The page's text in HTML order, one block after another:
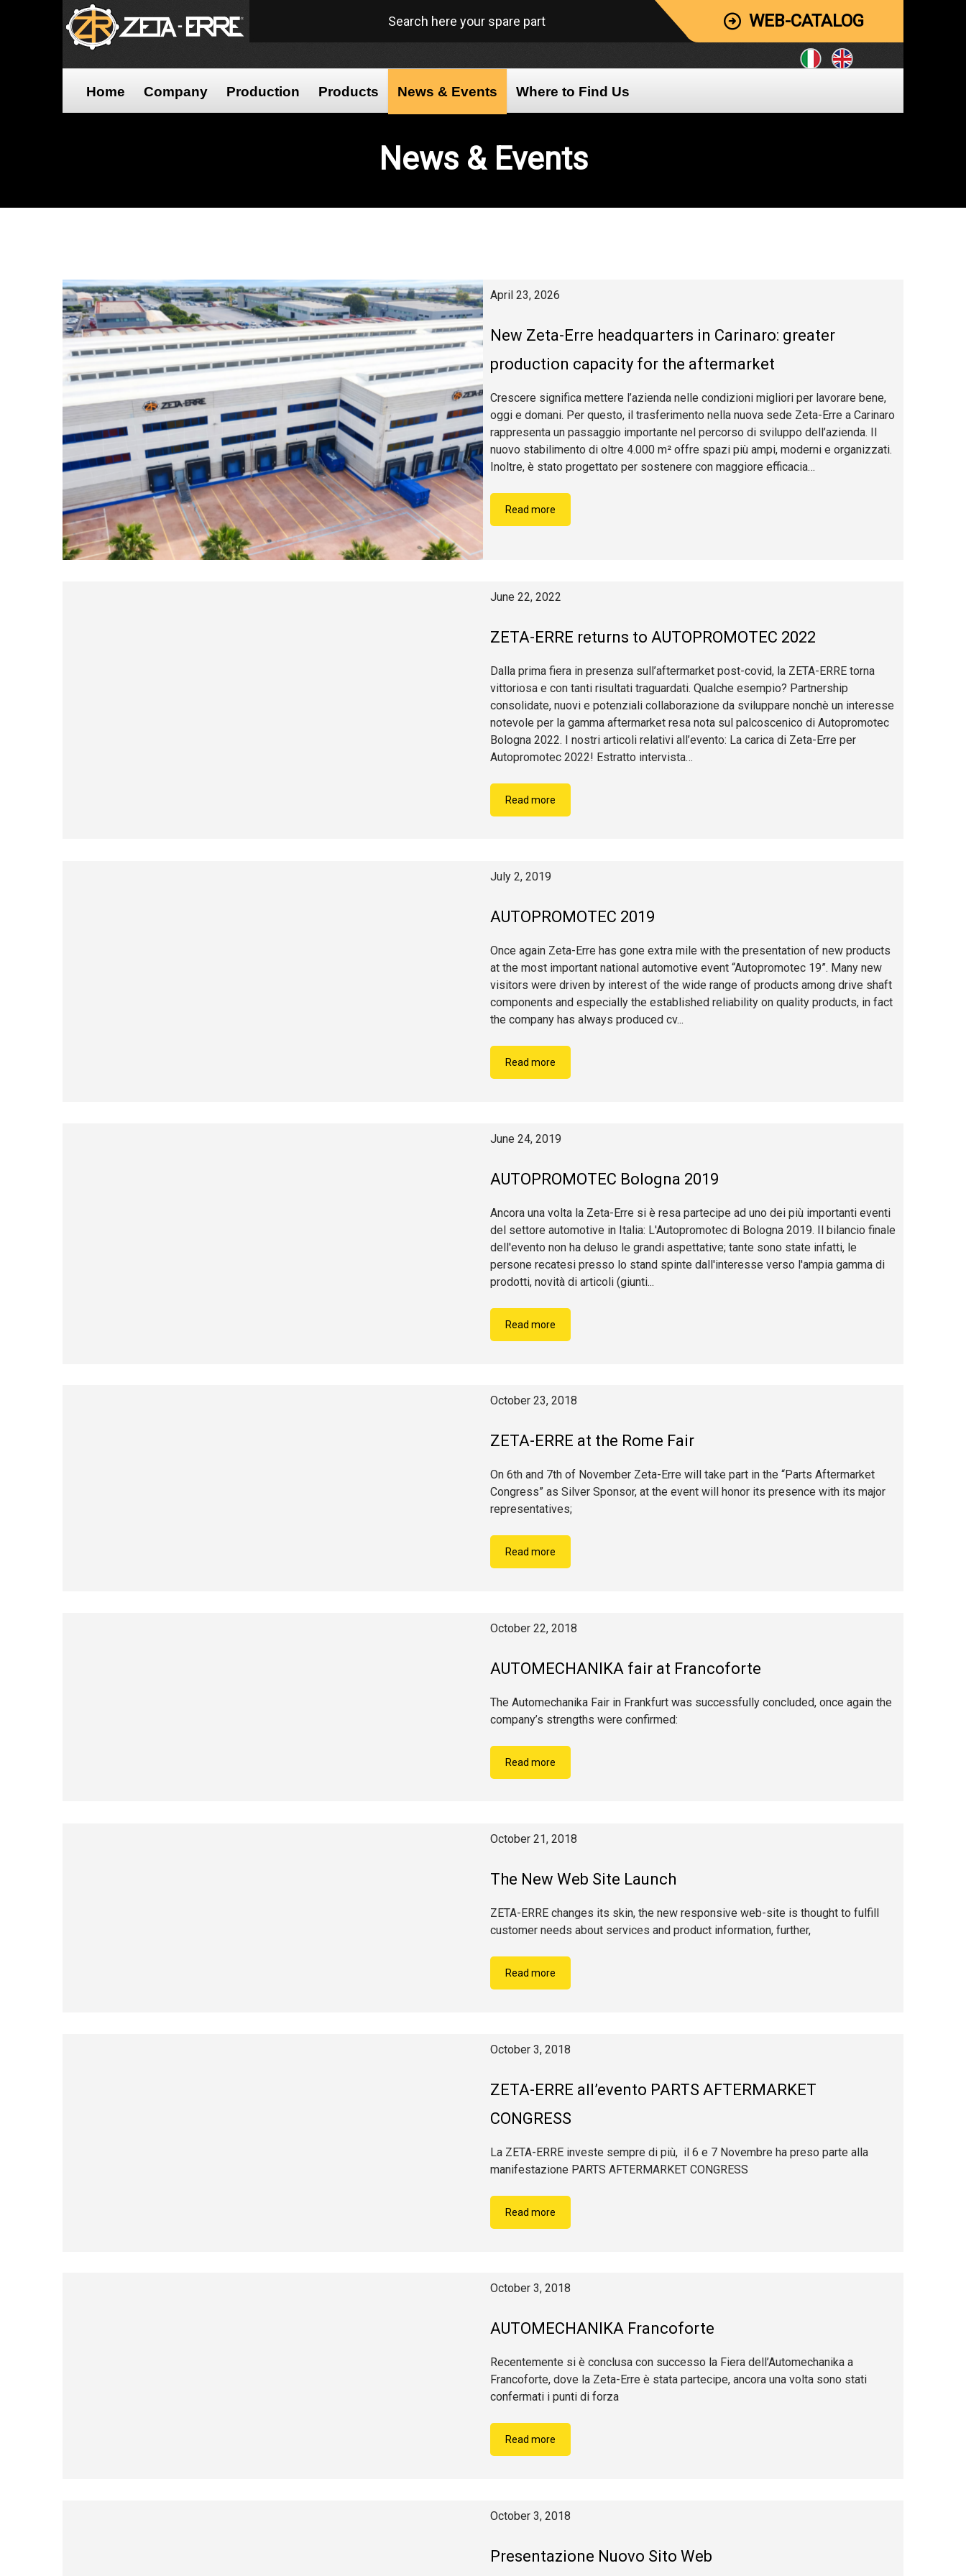
Search here your spare part WEB-CATALOG
Home Company Production Products News & Events Where to Find Us
News & Events
April 23, 2026
New Zeta-Erre headquarters in Carinaro: greater
production capacity for the aftermarket
Crescere significa mettere l’azienda nelle condizioni migliori per lavorare bene,
oggi e domani. Per questo, il trasferimento nella nuova sede Zeta-Erre a Carinaro
rappresenta un passaggio importante nel percorso di sviluppo dell’azienda. Il
nuovo stabilimento di oltre 4.000 m² offre spazi più ampi, moderni e organizzati.
Inoltre, è stato progettato per sostenere con maggiore efficacia…
Read more
June 22, 2022
ZETA-ERRE returns to AUTOPROMOTEC 2022
Dalla prima fiera in presenza sull’aftermarket post-covid, la ZETA-ERRE torna
vittoriosa e con tanti risultati traguardati. Qualche esempio? Partnership
consolidate, nuovi e potenziali collaborazione da sviluppare nonchè un interesse
notevole per la gamma aftermarket resa nota sul palcoscenico di Autopromotec
Bologna 2022. I nostri articoli relativi all’evento: La carica di Zeta-Erre per
Autopromotec 2022! Estratto intervista…
Read more
July 2, 2019
AUTOPROMOTEC 2019
Once again Zeta-Erre has gone extra mile with the presentation of new products
at the most important national automotive event “Autopromotec 19”. Many new
visitors were driven by interest of the wide range of products among drive shaft
components and especially the established reliability on quality products, in fact
the company has always produced cv...
Read more
June 24, 2019
AUTOPROMOTEC Bologna 2019
Ancora una volta la Zeta-Erre si è resa partecipe ad uno dei più importanti eventi
del settore automotive in Italia: L'Autopromotec di Bologna 2019. Il bilancio finale
dell'evento non ha deluso le grandi aspettative; tante sono state infatti, le
persone recatesi presso lo stand spinte dall'interesse verso l'ampia gamma di
prodotti, novità di articoli (giunti...
Read more
October 23, 2018
ZETA-ERRE at the Rome Fair
On 6th and 7th of November Zeta-Erre will take part in the “Parts Aftermarket
Congress” as Silver Sponsor, at the event will honor its presence with its major
representatives;
Read more
October 22, 2018
AUTOMECHANIKA fair at Francoforte
The Automechanika Fair in Frankfurt was successfully concluded, once again the
company’s strengths were confirmed:
Read more
October 21, 2018
The New Web Site Launch
ZETA-ERRE changes its skin, the new responsive web-site is thought to fulfill
customer needs about services and product information, further,
Read more
October 3, 2018
ZETA-ERRE all’evento PARTS AFTERMARKET
CONGRESS
La ZETA-ERRE investe sempre di più, il 6 e 7 Novembre ha preso parte alla
manifestazione PARTS AFTERMARKET CONGRESS
Read more
October 3, 2018
AUTOMECHANIKA Francoforte
Recentemente si è conclusa con successo la Fiera dell’Automechanika a
Francoforte, dove la Zeta-Erre è stata partecipe, ancora una volta sono stati
confermati i punti di forza
Read more
October 3, 2018
Presentazione Nuovo Sito Web